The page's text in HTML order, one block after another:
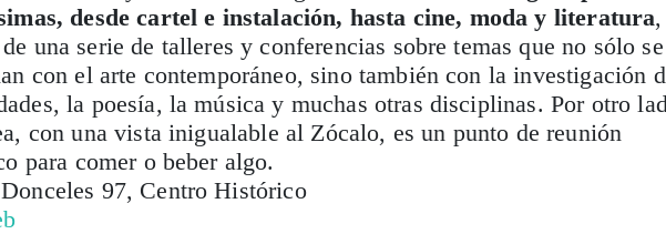
desde cartel e instalación, hasta cine, moda y literatura,
una serie de talleres y conferencias sobre temas que no sólo se
con el arte contemporáneo, sino también con la investigación
la poesía, la música y muchas otras disciplinas. Por otro
con una vista inigualable al Zócalo, es un punto de reunión
para comer o beber algo.
97, Centro Histórico